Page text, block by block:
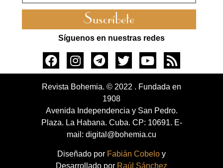
Suscríbete
Síguenos en nuestras redes
Revista Bohemia. © 2022 . Fundada en
1908
Avenida Independencia y San Pedro.
Plaza. La Habana. Cuba. CP: 10691. E-
mail: digital@bohemia.cu
Diseñado por Fabián Cobelo y
Desarrollado por Raúl Sánchez